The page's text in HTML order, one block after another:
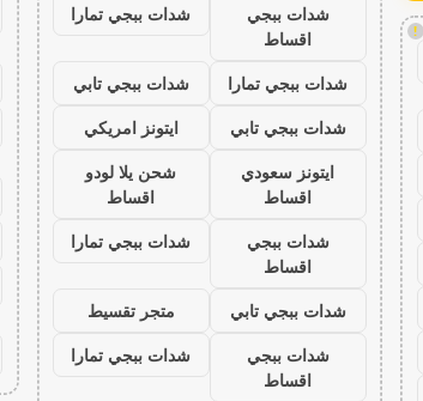
!
شدات ببجي
اقساط
شدات ببجي تمارا
شدات ببجي تمارا
شدات ببجي تابي
شدات ببجي تابي
ايتونز امريكي
ايتونز سعودي
اقساط
شحن يلا لودو
اقساط
شدات ببجي
اقساط
شدات ببجي تمارا
شدات ببجي تابي
متجر تقسيط
شدات ببجي
اقساط
شدات ببجي تمارا